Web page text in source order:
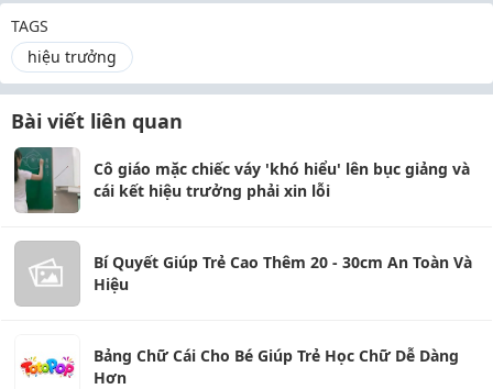
TAGS
hiệu trưởng
Bài viết liên quan
Cô giáo mặc chiếc váy 'khó hiểu' lên bục giảng và
cái kết hiệu trưởng phải xin lỗi
Bí Quyết Giúp Trẻ Cao Thêm 20 - 30cm An Toàn Và
Hiệu
Bảng Chữ Cái Cho Bé Giúp Trẻ Học Chữ Dễ Dàng
Hơn